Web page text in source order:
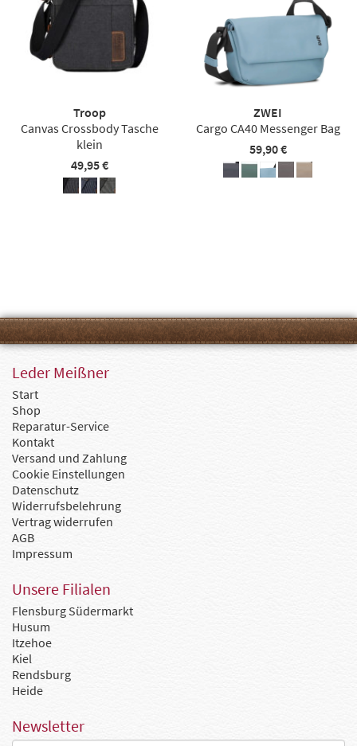
Troop
Canvas Crossbody Tasche
klein
49,95 €
ZWEI
Cargo CA40 Messenger Bag
59,90 €
Leder Meißner
Start
Shop
Reparatur-Service
Kontakt
Versand und Zahlung
Cookie Einstellungen
Datenschutz
Widerrufsbelehrung
Vertrag widerrufen
AGB
Impressum
Unsere Filialen
Flensburg Südermarkt
Husum
Itzehoe
Kiel
Rendsburg
Heide
Newsletter